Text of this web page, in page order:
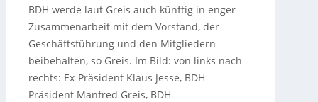
BDH werde laut Greis auch künftig in enger
Zusammenarbeit mit dem Vorstand, der
Geschäftsführung und den Mitgliedern
beibehalten, so Greis. Im Bild: von links nach
rechts: Ex-Präsident Klaus Jesse, BDH-
Präsident Manfred Greis, BDH-